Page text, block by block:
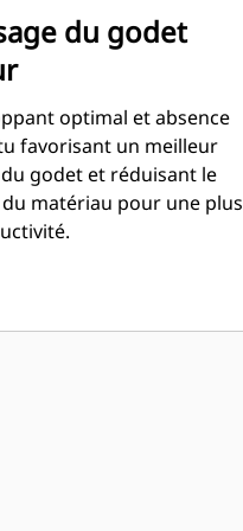
du godet
optimal et absence
favorisant un meilleur
godet et réduisant le
matériau pour une plus